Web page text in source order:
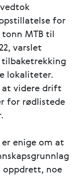
for
MTB til
varslet
lokaliteter.
at videre drift
for rødlistede
enige om at
oppdrett, noe